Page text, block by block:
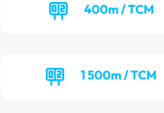
400m / TCM
1 500m / TCM